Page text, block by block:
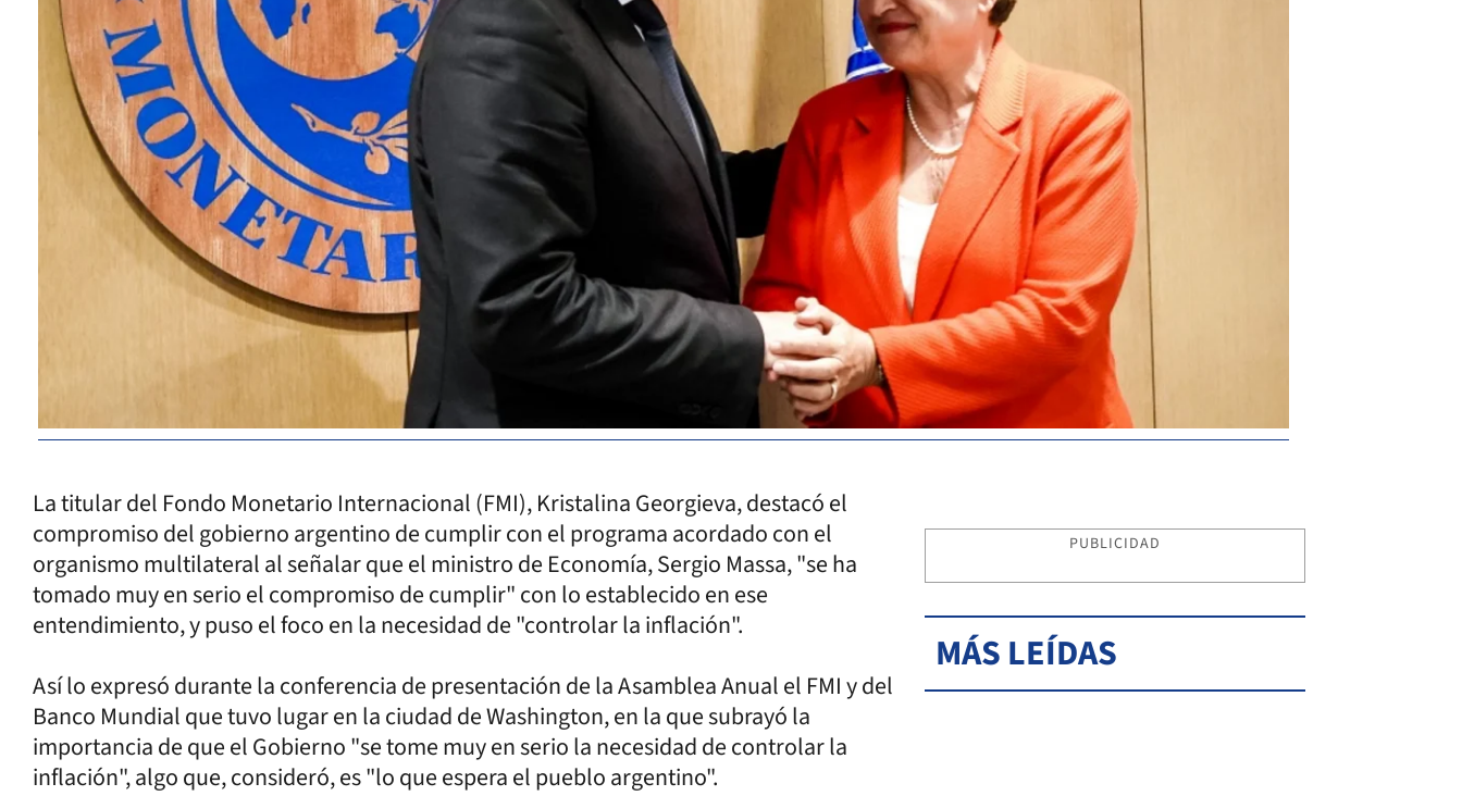
La titular del Fondo Monetario Internacional (FMI), Kristalina Georgieva, destacó el
compromiso del gobierno argentino de cumplir con el programa acordado con el
organismo multilateral al señalar que el ministro de Economía, Sergio Massa, "se ha
tomado muy en serio el compromiso de cumplir" con lo establecido en ese
entendimiento, y puso el foco en la necesidad de "controlar la inflación".
Así lo expresó durante la conferencia de presentación de la Asamblea Anual el FMI y del
Banco Mundial que tuvo lugar en la ciudad de Washington, en la que subrayó la
importancia de que el Gobierno "se tome muy en serio la necesidad de controlar la
inflación", algo que, consideró, es "lo que espera el pueblo argentino".
PUBLICIDAD
MÁS LEÍDAS